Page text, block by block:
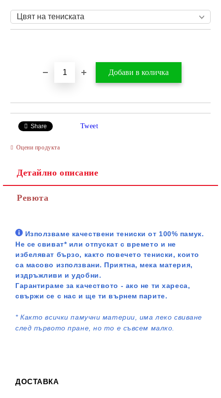
Share Tweet
Оцени продукта
Детайлно описание
Ревюта
Използваме качествени тениски от 100% памук.
Не се свиват* или отпускат с времето и не
избеляват бързо, както повечето тениски, които
са масово използвани. Приятна, мека материя,
издръжливи и удобни.
Гарантираме за качеството - ако не ти хареса,
свържи се с нас и ще ти върнем парите.
*Както всички памучни материи, има леко свиване
след първото пране, но то е съвсем малко.
ДОСТАВКА